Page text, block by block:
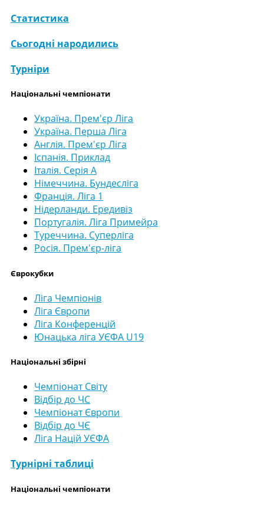
Статистика
Сьогодні народились
Турніри
Національні чемпіонати
Україна. Прем'єр Ліга
Україна. Перша Ліга
Англія. Прем'єр Ліга
Іспанія. Приклад
Італія. Серія А
Німеччина. Бундесліга
Франція. Ліга 1
Нідерланди. Ередивіз
Португалія. Ліга Примейра
Туреччина. Суперліга
Росія. Прем'єр-ліга
Єврокубки
Ліга Чемпіонів
Ліга Європи
Ліга Конференцій
Юнацька ліга УЄФА U19
Національні збірні
Чемпіонат Світу
Відбір до ЧС
Чемпіонат Європи
Відбір до ЧЄ
Ліга Націй УЄФА
Турнірні таблиці
Національні чемпіонати